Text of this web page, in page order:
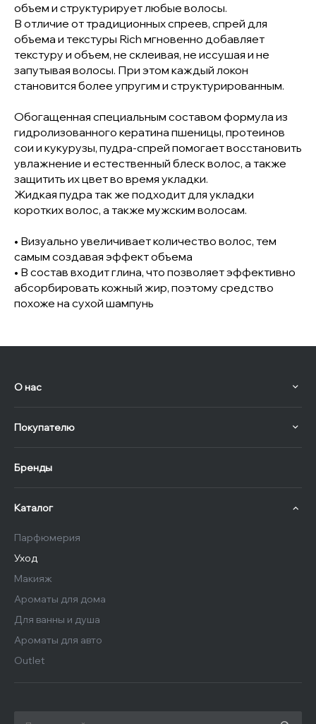
объем и структурирует любые волосы.
В отличие от традиционных спреев, спрей для
объема и текстуры Rich мгновенно добавляет
текстуру и объем, не склеивая, не иссушая и не
запутывая волосы. При этом каждый локон
становится более упругим и структурированным.
Обогащенная специальным составом формула из
гидролизованного кератина пшеницы, протеинов
сои и кукурузы, пудра-спрей помогает восстановить
увлажнение и естественный блеск волос, а также
защитить их цвет во время укладки.
Жидкая пудра так же подходит для укладки
коротких волос, а также мужским волосам.
• Визуально увеличивает количество волос, тем
самым создавая эффект объема
• В состав входит глина, что позволяет эффективно
абсорбировать кожный жир, поэтому средство
похоже на сухой шампунь
О нас
Покупателю
Бренды
Каталог
Парфюмерия
Уход
Макияж
Ароматы для дома
Для ванны и душа
Ароматы для авто
Outlet